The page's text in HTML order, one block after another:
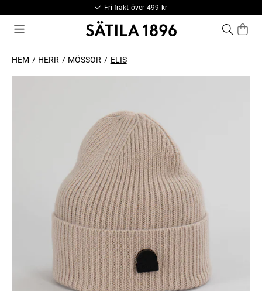
Fri frakt över 499 kr
HEM HERR MÖSSOR ELIS